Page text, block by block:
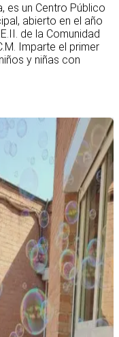
es un Centro Público
abierto en el año
de la Comunidad
Imparte el primer
y niñas con